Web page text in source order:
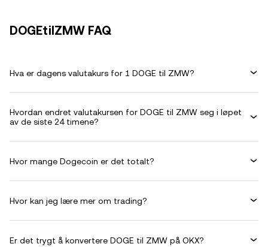
DOGEtilZMW FAQ
Hva er dagens valutakurs for 1 DOGE til ZMW?
Hvordan endret valutakursen for DOGE til ZMW seg i løpet
av de siste 24 timene?
Hvor mange Dogecoin er det totalt?
Hvor kan jeg lære mer om trading?
Er det trygt å konvertere DOGE til ZMW på OKX?